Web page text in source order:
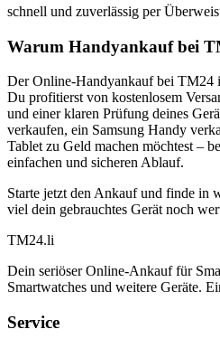
schnell und zuverlässig per
Warum Handyankauf bei
Der Online-Handyankauf bei TM24
Du profitierst von kostenlosem
und einer klaren Prüfung deines
verkaufen, ein Samsung Handy
Tablet zu Geld machen möchtest –
einfachen und sicheren Ablauf.
Starte jetzt den Ankauf und finde in
viel dein gebrauchtes Gerät noch
TM24.li
Dein seriöser Online-Ankauf für
Smartwatches und weitere Geräte.
Service